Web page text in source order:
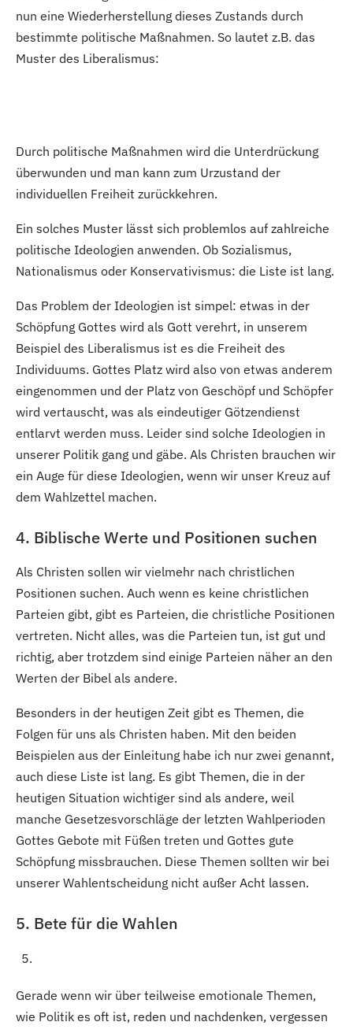
nun eine Wiederherstellung dieses Zustands durch
bestimmte politische Maßnahmen. So lautet z.B. das
Muster des Liberalismus:
Durch politische Maßnahmen wird die Unterdrückung
überwunden und man kann zum Urzustand der
individuellen Freiheit zurückkehren.
Ein solches Muster lässt sich problemlos auf zahlreiche
politische Ideologien anwenden. Ob Sozialismus,
Nationalismus oder Konservativismus: die Liste ist lang.
Das Problem der Ideologien ist simpel: etwas in der
Schöpfung Gottes wird als Gott verehrt, in unserem
Beispiel des Liberalismus ist es die Freiheit des
Individuums. Gottes Platz wird also von etwas anderem
eingenommen und der Platz von Geschöpf und Schöpfer
wird vertauscht, was als eindeutiger Götzendienst
entlarvt werden muss. Leider sind solche Ideologien in
unserer Politik gang und gäbe. Als Christen brauchen wir
ein Auge für diese Ideologien, wenn wir unser Kreuz auf
dem Wahlzettel machen.
4. Biblische Werte und Positionen suchen
Als Christen sollen wir vielmehr nach christlichen
Positionen suchen. Auch wenn es keine christlichen
Parteien gibt, gibt es Parteien, die christliche Positionen
vertreten. Nicht alles, was die Parteien tun, ist gut und
richtig, aber trotzdem sind einige Parteien näher an den
Werten der Bibel als andere.
Besonders in der heutigen Zeit gibt es Themen, die
Folgen für uns als Christen haben. Mit den beiden
Beispielen aus der Einleitung habe ich nur zwei genannt,
auch diese Liste ist lang. Es gibt Themen, die in der
heutigen Situation wichtiger sind als andere, weil
manche Gesetzesvorschläge der letzten Wahlperioden
Gottes Gebote mit Füßen treten und Gottes gute
Schöpfung missbrauchen. Diese Themen sollten wir bei
unserer Wahlentscheidung nicht außer Acht lassen.
5. Bete für die Wahlen
Gerade wenn wir über teilweise emotionale Themen,
wie Politik es oft ist, reden und nachdenken, vergessen